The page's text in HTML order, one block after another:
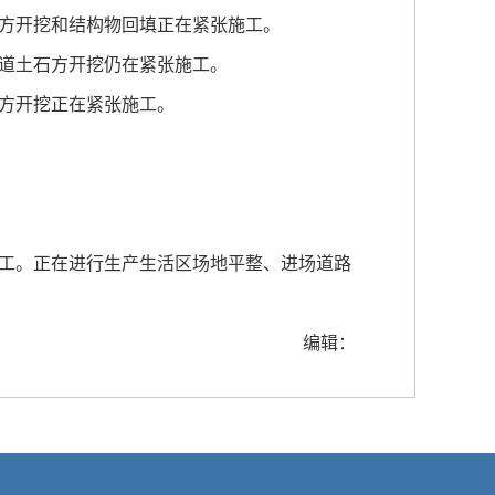
挖和结构物回填正在紧张施工。
石方开挖仍在紧张施工。
挖正在紧张施工。
正在进行生产生活区场地平整、进场道路
编辑：